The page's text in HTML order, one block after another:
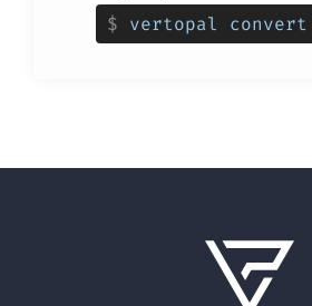
$ vertopal convert